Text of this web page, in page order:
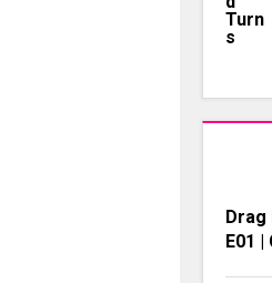
Drag
E01